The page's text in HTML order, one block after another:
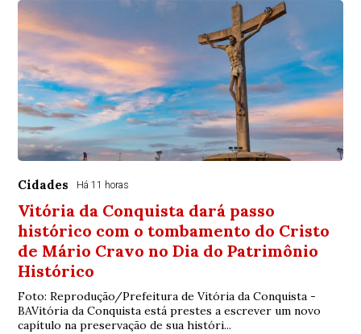
Cidades Há 11 horas
Vitória da Conquista dará passo
histórico com o tombamento do Cristo
de Mário Cravo no Dia do Patrimônio
Histórico
Foto: Reprodução/Prefeitura de Vitória da Conquista -
BAVitória da Conquista está prestes a escrever um novo
capítulo na preservação de sua históri...